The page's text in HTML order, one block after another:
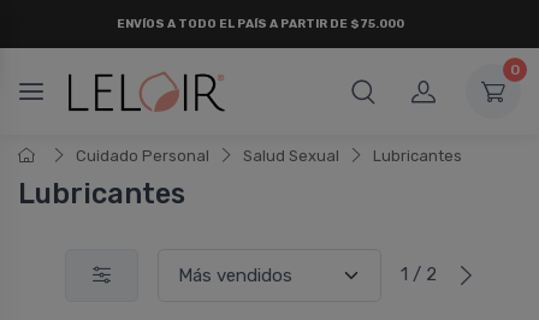
0
Cuidado Personal Salud Sexual Lubricantes
Lubricantes
1 / 2